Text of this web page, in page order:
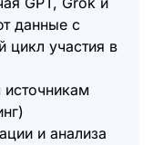
данные с
участия в
и анализа